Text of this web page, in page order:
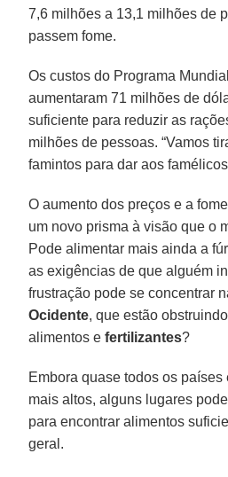
7,6 milhões a 13,1 milhões de
passem fome.
Os custos do Programa
aumentaram 71 milhões de
suficiente para reduzir as
milhões de pessoas. “Vamos
famintos para dar aos
O aumento dos preços e a
um novo prisma à visão que o
Pode alimentar mais ainda a
as exigências de que alguém
frustração pode se concentrar
Ocidente, que estão
alimentos efertilizantes?
Embora quase todos os países
mais altos, alguns lugares
para encontrar alimentos
geral.